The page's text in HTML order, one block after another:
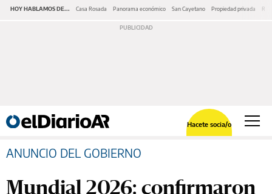
HOY HABLAMOS DE... Casa Rosada Panorama económico San Cayetano Propiedad privada
Hacete socia/o
ANUNCIO DEL GOBIERNO
Mundial 2026: confirmaron